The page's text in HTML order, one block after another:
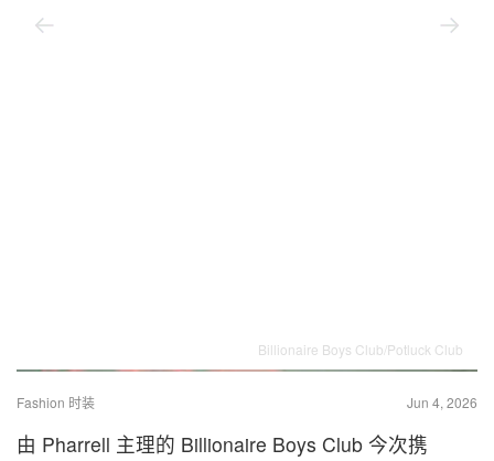
Billionaire Boys Club/Potluck Club
Fashion 时装 Jun 4, 2026
由 Pharrell 主理的 Billionaire Boys Club 今次携